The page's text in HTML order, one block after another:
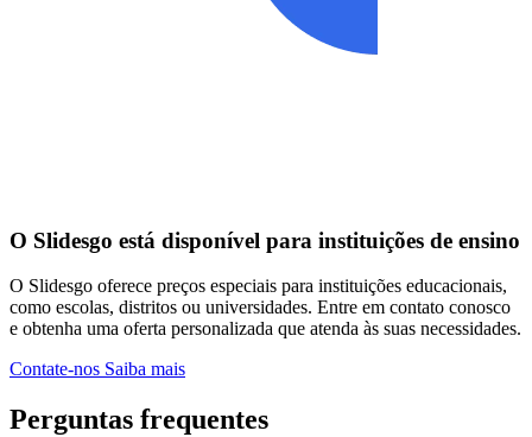
O Slidesgo está disponível para instituições de ensino
O Slidesgo oferece preços especiais para instituições educacionais,
como escolas, distritos ou universidades. Entre em contato conosco
e obtenha uma oferta personalizada que atenda às suas necessidades.
Contate-nos Saiba mais
Perguntas frequentes